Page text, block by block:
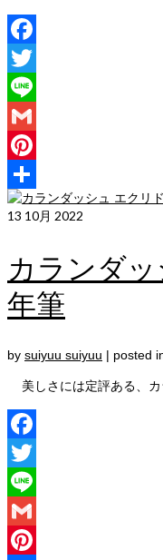
Facebook
Twitter
Line
Gmail
Pinterest
共
13 10月 2022
カランダ
年筆
by suiyuu suiyuu | posted
美しさには定評ある、
Facebook
Twitter
Line
Gmail